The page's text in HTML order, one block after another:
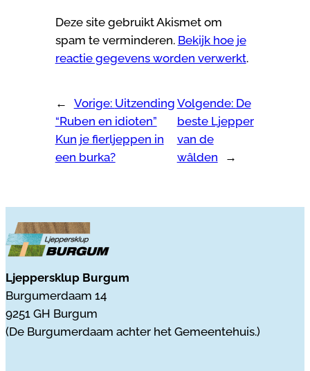
Deze site gebruikt Akismet om
spam te verminderen. Bekijk hoe je
reactie gegevens worden verwerkt.
← Vorige: Uitzending
“Ruben en idioten”
Kun je fierljeppen in
een burka?
Volgende: De
beste Ljepper
van de
wâlden
→
Ljeppersklup Burgum
Burgumerdaam 14
9251 GH Burgum
(De Burgumerdaam achter het Gemeentehuis.)